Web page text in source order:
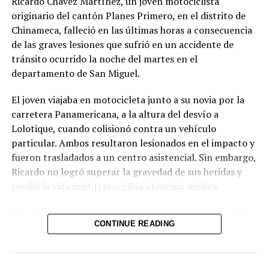
Comparte esto:
Facebook X
Me gusta esto:
Afortunadamente, ha
sido localizado sin ser
víctima de ningún
delito.
pic.twitter.com/
— Fiscalía General de
la República El
Salvador (@FGR_SV)
Comparte esto:
originario del cantón Planes Primero, en el distrito de
Chinameca, falleció en las últimas horas a consecuencia
de las graves lesiones que sufrió en un accidente de
tránsito ocurrido la noche del martes en el
departamento de San Miguel.
El joven viajaba en motocicleta junto a su novia por la
carretera Panamericana, a la altura del desvío a
Lolotique, cuando colisionó contra un vehículo
particular. Ambos resultaron lesionados en el impacto y
fueron trasladados a un centro asistencial. Sin embargo,
Ricardo no logró superar la gravedad de sus heridas y
perdió la vida mientras recibía atención médica.
Además de ser motociclista, Ricardo era un reconocido
futbolista de la zona y dejó un profundo pesar entre
el momento no se han dado a conocer más detalles
CONTINUE READING